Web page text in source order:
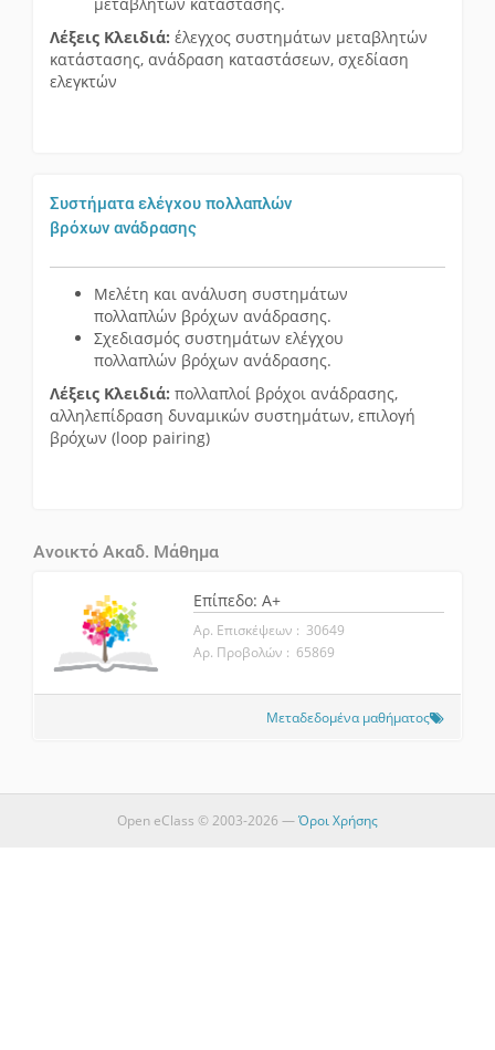
Λέξεις Κλειδιά: έλεγχος συστημάτων μεταβλητών
κατάστασης, ανάδραση καταστάσεων, σχεδίαση
ελεγκτών
Συστήματα ελέγχου πολλαπλών
βρόχων ανάδρασης
Μελέτη και ανάλυση συστημάτων
πολλαπλών βρόχων ανάδρασης.
Σχεδιασμός συστημάτων ελέγχου
πολλαπλών βρόχων ανάδρασης.
Λέξεις Κλειδιά: πολλαπλοί βρόχοι ανάδρασης,
αλληλεπίδραση δυναμικών συστημάτων, επιλογή
βρόχων (loop pairing)
Ανοικτό Ακαδ. Μάθημα
Επίπεδο: A+
Αρ. Επισκέψεων : 30649
Αρ. Προβολών : 65869
Μεταδεδομένα μαθήματος
Open eClass © 2003-2026 —Όροι Χρήσης